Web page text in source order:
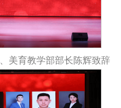
美育教学部部长陈辉致辞